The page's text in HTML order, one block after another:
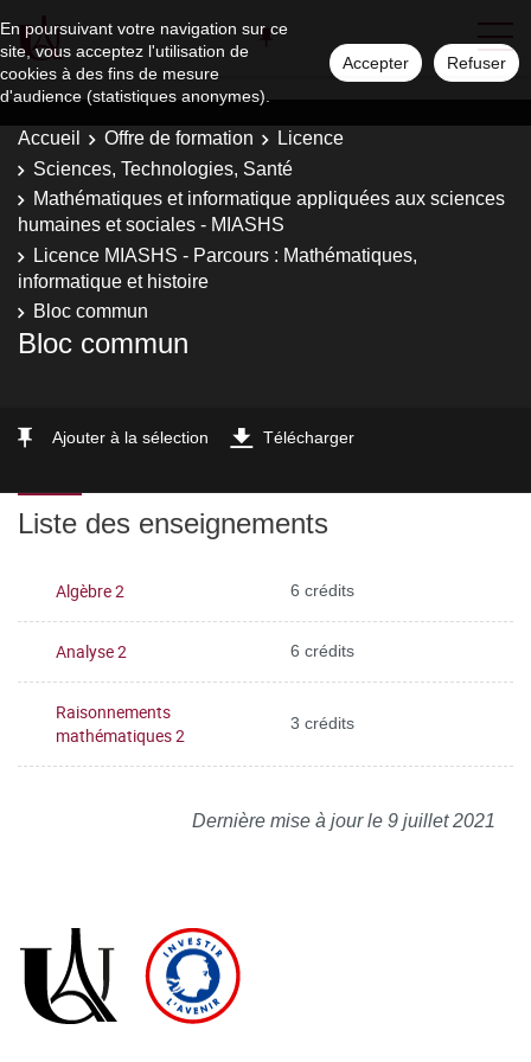
En poursuivant votre navigation sur ce
site, vous acceptez l'utilisation de
cookies à des fins de mesure
d'audience (statistiques anonymes).
Accepter Refuser
Accueil Offre de formation
Licence
Sciences, Technologies, Santé
Mathématiques et informatique appliquées aux sciences
humaines et sociales - MIASHS
Licence MIASHS - Parcours : Mathématiques,
informatique et histoire
Bloc commun
Bloc commun
Ajouter à la sélection Télécharger
Liste des enseignements
Algèbre 2 6 crédits
Analyse 2 6 crédits
Raisonnements
mathématiques 2
3 crédits
Dernière mise à jour le 9 juillet 2021